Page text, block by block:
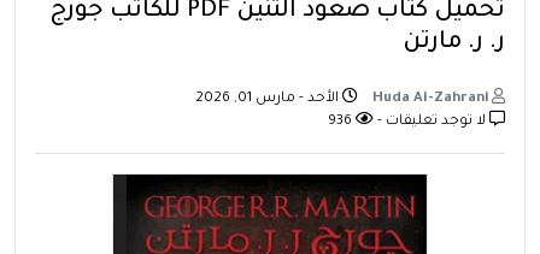
تحميل كتاب صعود التنين PDF للكاتب جورج
ر. ر. مارتن
الأحد - مارس 01, 2026
لا توجد تعليقات -